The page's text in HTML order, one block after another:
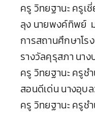
ครู วิทยฐานะ ครูเ
ลุง นายพงค์ทิพย์
การสถานศึกษาโร
รางวัลคุรุสภา นา
ครู วิทยฐานะ ครู
สอนดีเด่น นางอุ
ครู วิทยฐานะ ครู